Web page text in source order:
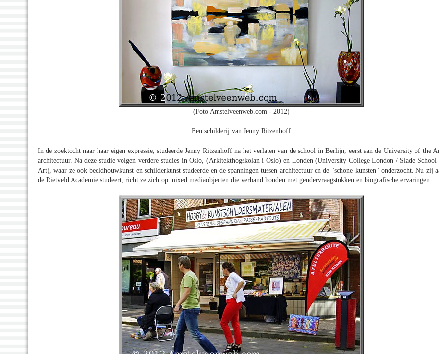
(Foto Amstelveenweb.com - 2012)
Een schilderij van Jenny Ritzenhoff
In de zoektocht naar haar eigen expressie, studeerde Jenny Ritzenhoff na het verlaten van de school in Berlijn, eerst aan de University of the
architectuur. Na deze studie volgen verdere studies in Oslo, (Arkitekthogskolan i Oslo) en Londen (University College London / Slade School
Art), waar ze ook beeldhouwkunst en schilderkunst studeerde en de spanningen tussen architectuur en de "schone kunsten" onderzocht. Nu zij
de Rietveld Academie studeert, richt ze zich op mixed mediaobjecten die verband houden met gendervraagstukken en biografische ervaringen.